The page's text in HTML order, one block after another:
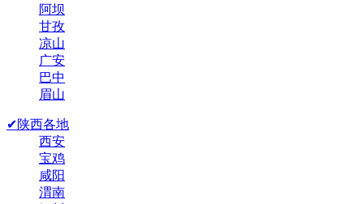
阿坝
甘孜
凉山
广安
巴中
眉山
✔陕西各地
西安
宝鸡
咸阳
渭南